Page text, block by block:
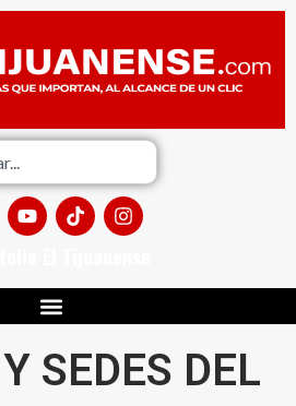
SEDES DEL